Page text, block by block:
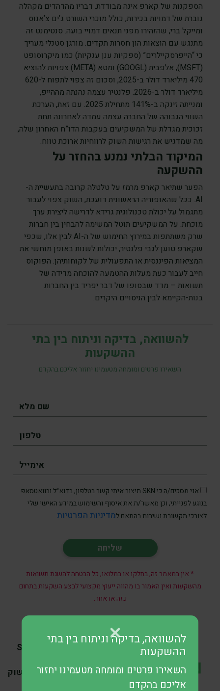
הספקנות של קארפ אינה מבודדת. דבריו מהדהדים מקהלה
גוברת של דמויות בכירות, כולל מוכרי השורט ג’ים צ’אנוס
ומייקל ברי, שהזהירו מפני תנאים דמויי בועה. סנטימנט זה
מתנגש עם הוצאות הון חסרות תקדים. מורגן סטנלי מעריך
כי “הייפרסקיילרים” (ספקיות ענן ענקיות) כמו מיקרוסופט
(MSFT), אלפבית (GOOGL) ומטא (META) צפויות להוציא
470 מיליארד דולר ב-2025, וסכום זה צפוי לתפוח ל-620
מיליארד דולר ב-2026. פלנטיר עצמה נהנתה מההייפ,
ומנייתה זינקה ב-141% מתחילת 2025. עם זאת, הערכת
השווי הגבוהה של החברה עצמה עמדה לאחרונה תחת
זכוכית מגדלת של המשקיעים בעקבות הדו”ח האחרון שלה,
מה שמדגיש את רגישות השוק לרווחיות ארוכת טווח.
המיקוד הבלתי נמנע בהחזר על
ההשקעה
הפער שתיאר קארפ מרמז על טלטלה קרובה בתעשיית ה-
AI. ככל שהאופוריה הראשונית דועכת, השוק צפוי לעבור
מתגמול על יכולת טכנולוגית גרידא לדרישה ליצירת ערך
מוכחת. על המשקיעים תוטל המשימה להבחין בין חברות
שרק משתתפות במירוץ החימוש של ה-AI לבין אלו, שכפי
שקארפ טוען לגבי פלנטיר, יכולות לשנות באופן מוחשי את
המציאות הפיננסית או התפעולית של לקוחותיהן. הפוקוס
חייב לעבור כעת מעלות ההטמעה להוכחה מדידה של
תשואות – מדד שבסופו של דבר יפריד בין החברות
בנות-הקיימא לבין הניסויים היקרים.
להשוואה, בדיקה וניתוח בין בתי
ההשקעות
השאירו פרטים ומומחה מטעמינו יחזור אליכם בהקדם
אני מסכים/ה כי SKN תיצור איתי קשר בטלפון, בדוא״ל ובוואטסאפ
בנוגע לפנייתי, וכן מאשר/ת את איסוף והשימוש במידע האישי שלי
לצורכי תקשורת ושירות בהתאם למדיניות הפרטיות.
* אין במאמר זה, בחלקו או במלואו, כל הבטחה להשגת תשואות
מהשקעות ואין האמור בו מהווה ייעוץ מקצועי לבצע השקעות בתחום
כזה או אחר.
SKN | Goldman Sachs
הראשוניות מסמן עוצמה בשוק
להשוואה, בדיקה וניתוח בין בתי
ההשקעות
השאירו פרטים ומומחה מטעמינו יחזור
אליכם בהקדם